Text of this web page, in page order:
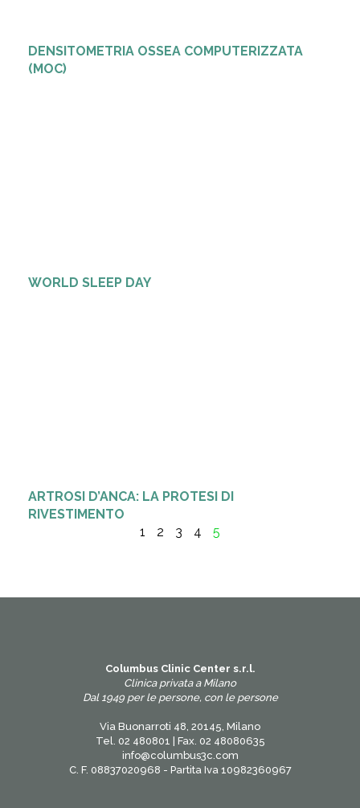
DENSITOMETRIA OSSEA COMPUTERIZZATA
(MOC)
WORLD SLEEP DAY
ARTROSI D’ANCA: LA PROTESI DI
RIVESTIMENTO
1
2 3 4 5
Columbus Clinic Center s.r.l.
Clinica privata a Milano
Dal 1949 per le persone, con le persone
Via Buonarroti 48, 20145, Milano
Tel. 02 480801 | Fax. 02 48080635
info@columbus3c.com
C. F. 08837020968 - Partita Iva 10982360967